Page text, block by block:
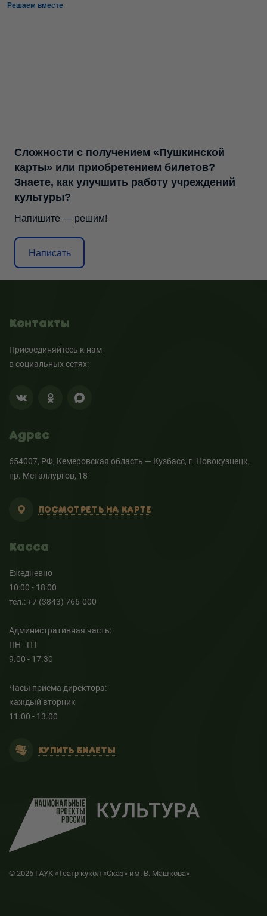
Решаем вместе
Сложности с получением «Пушкинской
карты» или приобретением билетов?
Знаете, как улучшить работу учреждений
культуры?
Напишите — решим!
Написать
Контакты
Присоединяйтесь к нам
в социальных сетях:
Адрес
654007, РФ, Кемеровская область — Кузбасс, г. Новокузнецк,
пр. Металлургов, 18
ПОСМОТРЕТЬ НА КАРТЕ
Касса
Ежедневно
10:00 - 18:00
тел.: +7 (3843) 766-000
Административная часть:
ПН - ПТ
9.00 - 17.30
Часы приема директора:
каждый вторник
11.00 - 13.00
КУПИТЬ БИЛЕТЫ
© 2026 ГАУК «Театр кукол «Сказ» им. В. Машкова»